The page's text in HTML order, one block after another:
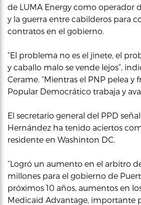
de LUMA Energy como operador
y la guerra entre cabilderos para
contratos en el gobierno.
“El problema no es el jinete, el
y caballo malo se vende lejos”,
Cerame. “Mientras el PNP pelea y
Popular Democrático trabaja y
El secretario general del PPD
Hernández ha tenido aciertos
residente en Washinton DC.
“Logró un aumento en el arbitro
millones para el gobierno de
próximos 10 años, aumentos en
Medicaid Advantage, importante